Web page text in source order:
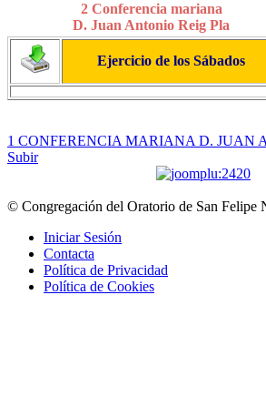
2 Conferencia mariana
D. Juan Antonio Reig Pla
Ejercicio de los Sábados
1 CONFERENCIA MARIANA D. JUAN
Subir
© Congregación del Oratorio de San Felipe
Iniciar Sesión
Contacta
Política de Privacidad
Política de Cookies